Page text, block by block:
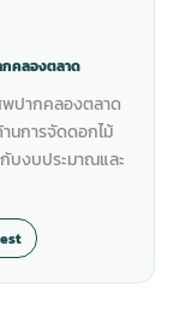
กคลองตลาด
พปากคลองตลาด
นการจัดดอกไม้
บงบประมาณและ